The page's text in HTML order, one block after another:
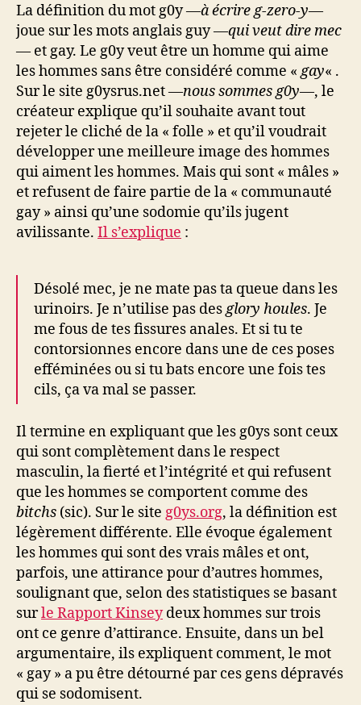
La définition du mot g0y —à écrire g-zero-y—
joue sur les mots anglais guy —qui veut dire mec
— et gay. Le g0y veut être un homme qui aime
les hommes sans être considéré comme «gay« .
Sur le site g0ysrus.net —nous sommes g0y—, le
créateur explique qu’il souhaite avant tout
rejeter le cliché de la « folle » et qu’il voudrait
développer une meilleure image des hommes
qui aiment les hommes. Mais qui sont « mâles »
et refusent de faire partie de la « communauté
gay » ainsi qu’une sodomie qu’ils jugent
avilissante. Il s’explique :
Désolé mec, je ne mate pas ta queue dans les
urinoirs. Je n’utilise pas desglory houles. Je
me fous de tes fissures anales. Et si tu te
contorsionnes encore dans une de ces poses
efféminées ou si tu bats encore une fois tes
cils, ça va mal se passer.
Il termine en expliquant que les g0ys sont ceux
qui sont complètement dans le respect
masculin, la fierté et l’intégrité et qui refusent
que les hommes se comportent comme des
bitchs (sic). Sur le site g0ys.org, la définition est
légèrement différente. Elle évoque également
les hommes qui sont des vrais mâles et ont,
parfois, une attirance pour d’autres hommes,
soulignant que, selon des statistiques se basant
surle Rapport Kinseydeux hommes sur trois
ont ce genre d’attirance. Ensuite, dans un bel
argumentaire, ils expliquent comment, le mot
« gay » a pu être détourné par ces gens dépravés
qui se sodomisent.